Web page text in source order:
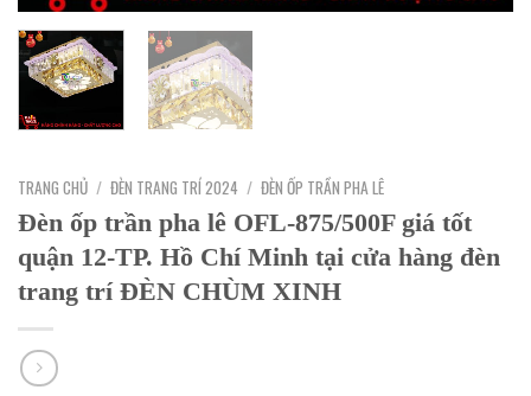
TRANG CHỦ / ĐÈN TRANG TRÍ 2024 / ĐÈN ỐP TRẦN PHA LÊ
Đèn ốp trần pha lê OFL-875/500F giá tốt
quận 12-TP. Hồ Chí Minh tại cửa hàng đèn
trang trí ĐÈN CHÙM XINH